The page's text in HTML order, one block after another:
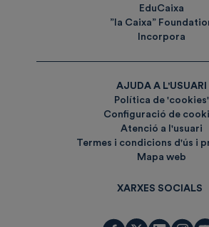
EduCaixa
”la Caixa”
Incorpora
AJUDA A L'USUARI
Política de 'cookies'
Configuració de
Atenció a l'usuari
Termes i condicions d'ús i
Mapa web
XARXES SOCIALS